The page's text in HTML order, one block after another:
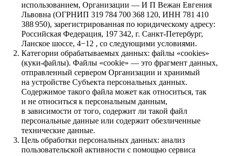
использованием, Организации — И П Вежан Евгения
Львовна (ОГРНИП 319 784 700 368 120, ИНН 781 410
388 950), зарегистрированная по юридическому адресу:
Российская Федерация, 197 342, г. Санкт-Петербург,
Ланское шоссе, 4−12 , со следующими условиями.
Категории обрабатываемых данных: файлы «cookies»
(куки-файлы). Файлы «cookie» — это фрагмент данных,
отправленный сервером Организации и хранимый
на устройстве Субъекта персональных данных.
Содержимое такого файла может как относиться, так
и не относиться к персональным данным,
в зависимости от того, содержит ли такой файл
персональные данные или содержит обезличенные
технические данные.
Цель обработки персональных данных: анализ
пользовательской активности с помощью сервиса